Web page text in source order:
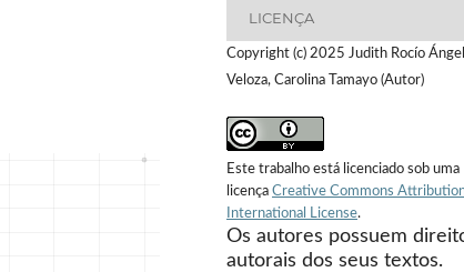
LICENÇA
Copyright (c) 2025 Judith Rocío Ángel
Veloza, Carolina Tamayo (Autor)
Este trabalho está licenciado sob uma
licença Creative Commons
International License.
Os autores possuem
autorais dos seus textos.